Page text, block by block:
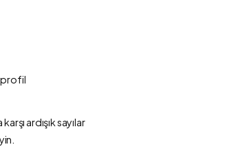
profil
ardışık sayılar